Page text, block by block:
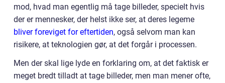
mod, hvad man egentlig må tage billeder, specielt hvis
der er mennesker, der helst ikke ser, at deres legeme
bliver foreviget for eftertiden, også selvom man kan
risikere, at teknologien gør, at det forgår i processen.
Men der skal lige lyde en forklaring om, at det faktisk er
meget bredt tilladt at tage billeder, men man mener ofte,